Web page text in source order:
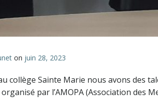
on juin 28, 2023
collège Sainte Marie nous avons des
par l’AMOPA (Association des